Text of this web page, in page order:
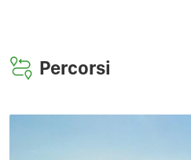
Percorsi